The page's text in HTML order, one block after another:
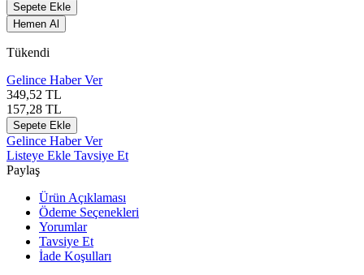
Sepete Ekle
Hemen Al
Tükendi
Gelince Haber Ver
349,52 TL
157,28 TL
Sepete Ekle
Gelince Haber Ver
Listeye Ekle Tavsiye Et
Paylaş
Ürün Açıklaması
Ödeme Seçenekleri
Yorumlar
Tavsiye Et
İade Koşulları